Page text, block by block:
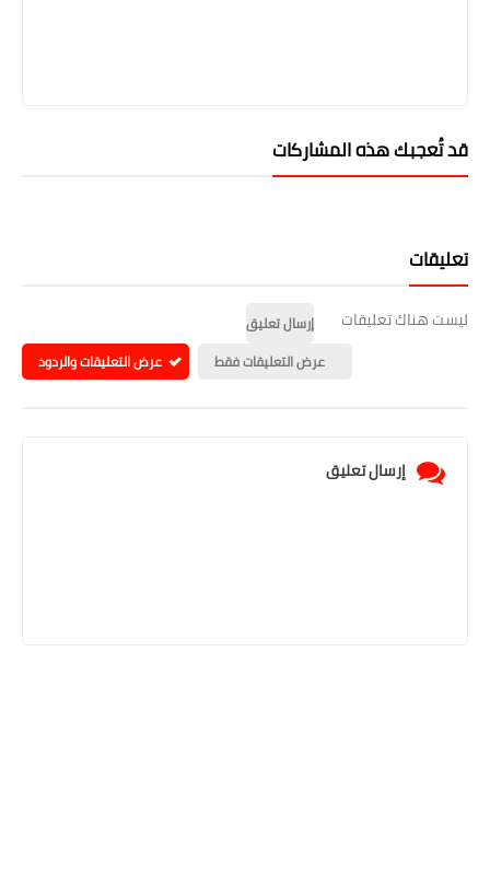
قد تُعجبك هذه المشاركات
تعليقات
ليست هناك تعليقات
إرسال تعليق
عرض التعليقات فقط
عرض التعليقات والردود
إرسال تعليق